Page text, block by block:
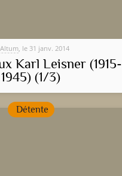
, le 31 janv. 2014
Karl Leisner (1915-
1945) (1/3)
Détente